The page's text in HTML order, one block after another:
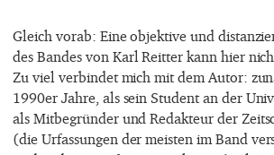
Gleich vorab: Eine objektive und
des Bandes von Karl Reitter kann hier
Zu viel verbindet mich mit dem Autor:
1990er Jahre, als sein Student an der
als Mitbegründer und Redakteur der
(die Urfassungen der meisten im Band